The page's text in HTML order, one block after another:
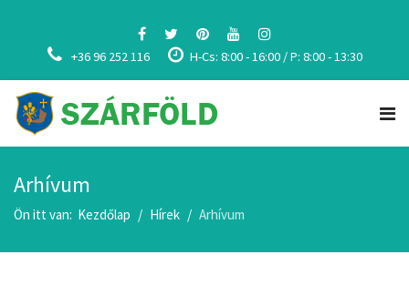
+36 96 252 116 H-Cs: 8:00 - 16:00 / P: 8:00 - 13:30
Arhívum
Ön itt van: Kezdőlap Hírek Arhívum